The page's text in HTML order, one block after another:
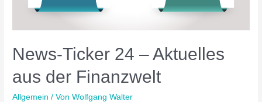
News-Ticker 24 – Aktuelles
aus der Finanzwelt
Allgemein / VonWolfgang Walter